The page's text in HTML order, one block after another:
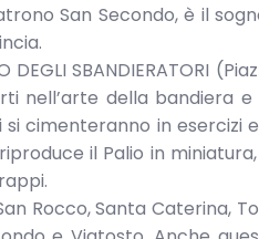
San Secondo, è il
SBANDIERATORI
nell’arte della bandiera
cimenteranno in esercizi
il Palio in
Rocco, Santa Caterina,